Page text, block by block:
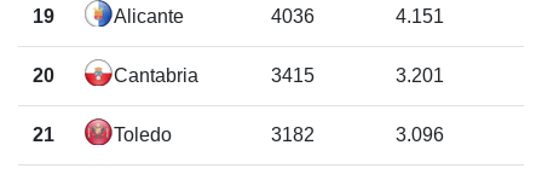
19 Alicante 4036 4.151
20 Cantabria 3415 3.201
21 Toledo 3182 3.096